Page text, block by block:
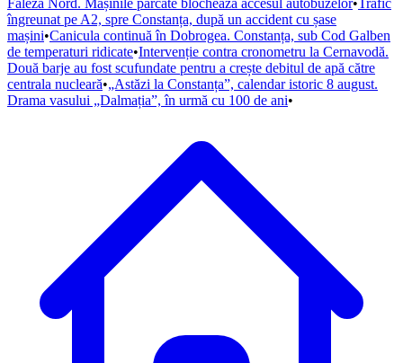
Faleză Nord. Mașinile parcate blochează accesul autobuzelor•Trafic
îngreunat pe A2, spre Constanța, după un accident cu șase
mașini•Canicula continuă în Dobrogea. Constanța, sub Cod Galben
de temperaturi ridicate•Intervenție contra cronometru la Cernavodă.
Două barje au fost scufundate pentru a crește debitul de apă către
centrala nucleară•„Astăzi la Constanța”, calendar istoric 8 august.
Drama vasului „Dalmația”, în urmă cu 100 de ani•